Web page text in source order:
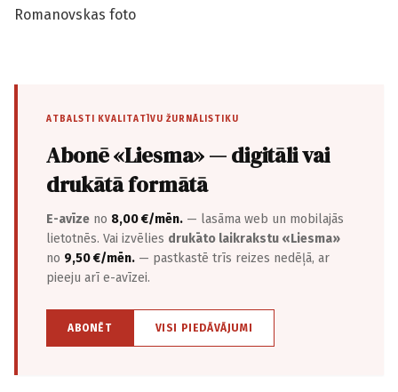
Romanovskas foto
ATBALSTI KVALITATĪVU ŽURNĀLISTIKU
Abonē «Liesma» — digitāli vai
drukātā formātā
E-avīze no 8,00 €/mēn. — lasāma web un mobilajās
lietotnēs. Vai izvēlies drukāto laikrakstu «Liesma»
no 9,50 €/mēn. — pastkastē trīs reizes nedēļā, ar
pieeju arī e-avīzei.
ABONĒT VISI PIEDĀVĀJUMI